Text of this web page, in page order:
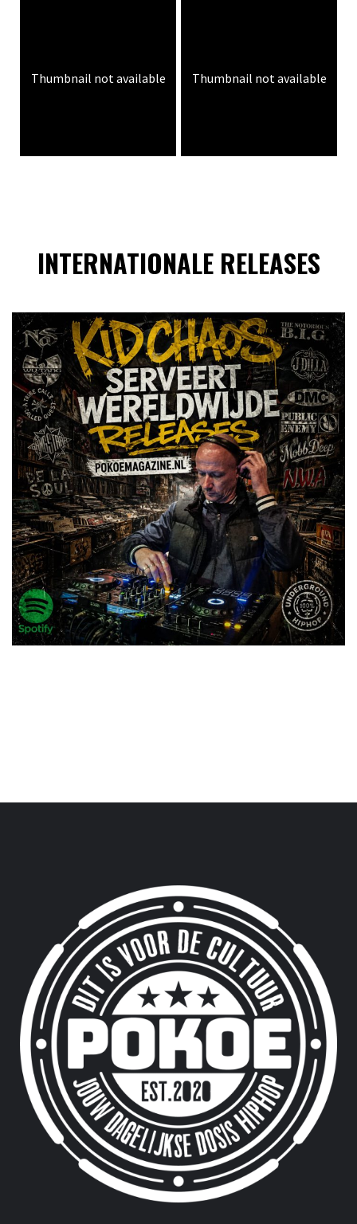
Thumbnail not available Thumbnail not available
INTERNATIONALE RELEASES